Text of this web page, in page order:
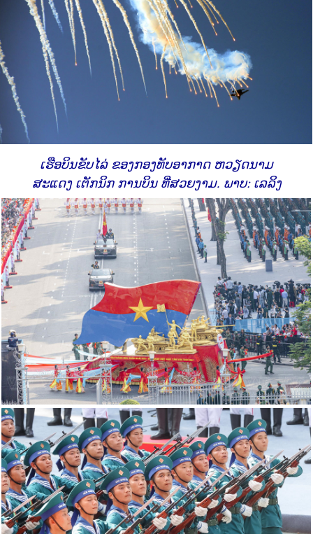
ເຮືອບິນຂັບໄລ່ ຂອງກອງທັບອາກາດ ຫວຽດນາມ
ສະແດງ ເຕັກນິກ ການບິນ ທີ່ສວຍງາມ. ພາບ: ເລລິງ